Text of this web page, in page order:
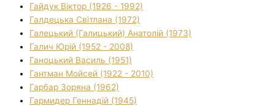
Гайдук Віктор (1926 - 1992)
Галдецька Світлана (1972)
Галецький (Галицький) Анатолій (1973)
Галич Юрій (1952 - 2008)
Ганоцький Василь (1951)
Гантман Мойсей (1922 - 2010)
Гарбар Зоряна (1962)
Гармидер Геннадій (1945)